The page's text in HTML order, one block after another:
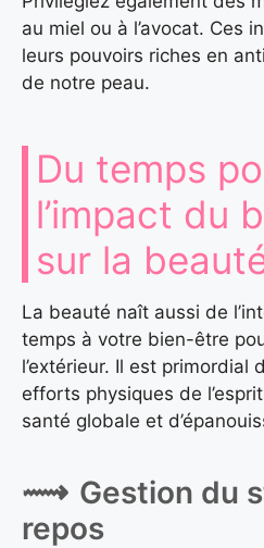
au miel ou à l’avocat. Ces
leurs pouvoirs riches en
de notre peau.
Du temps
l’impact du
sur la
La beauté naît aussi de
temps à votre bien-être
l’extérieur. Il est primordial
efforts physiques de
santé globale et
Gestion du
repos